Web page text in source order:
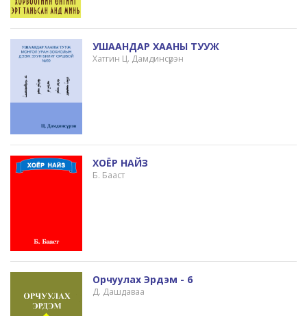
УШААНДАР ХААНЫ ТУУЖ
Хатгин Ц. Дамдинсүрэн
ХОЁР НАЙЗ
Б. Бааст
Орчуулах Эрдэм - 6
Д. Дашдаваа